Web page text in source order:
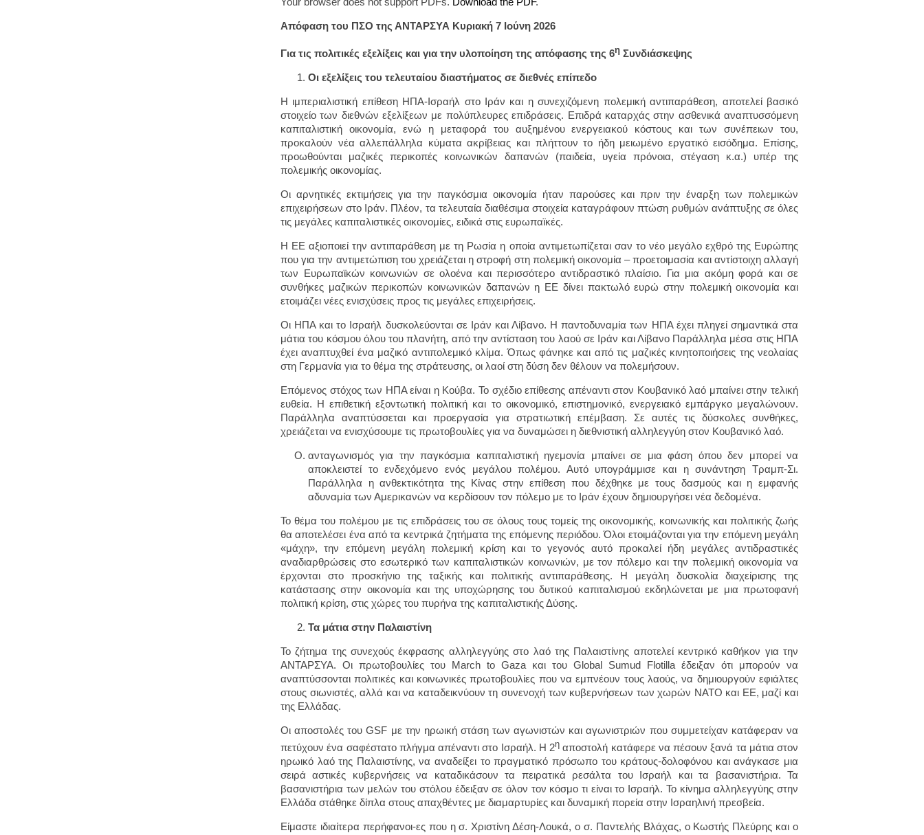
Απόφαση του ΠΣΟ της ΑΝΤΑΡΣΥΑ Κυριακή 7 Ιούνη 2026
Για τις πολιτικές εξελίξεις και για την υλοποίηση της απόφασης της 6η Συνδιάσκεψης
Οι εξελίξεις του τελευταίου διαστήματος σε διεθνές επίπεδο
Η ιμπεριαλιστική επίθεση ΗΠΑ-Ισραήλ στο Ιράν και η συνεχιζόμενη πολεμική αντιπαράθεση, αποτελεί βασικό
στοιχείο των διεθνών εξελίξεων με πολύπλευρες επιδράσεις. Επιδρά καταρχάς στην ασθενικά αναπτυσσόμενη
καπιταλιστική οικονομία, ενώ η μεταφορά του αυξημένου ενεργειακού κόστους και των συνέπειων του,
προκαλούν νέα αλλεπάλληλα κύματα ακρίβειας και πλήττουν το ήδη μειωμένο εργατικό εισόδημα. Επίσης,
προωθούνται μαζικές περικοπές κοινωνικών δαπανών (παιδεία, υγεία πρόνοια, στέγαση κ.α.) υπέρ της
πολεμικής οικονομίας.
Οι αρνητικές εκτιμήσεις για την παγκόσμια οικονομία ήταν παρούσες και πριν την έναρξη των πολεμικών
επιχειρήσεων στο Ιράν. Πλέον, τα τελευταία διαθέσιμα στοιχεία καταγράφουν πτώση ρυθμών ανάπτυξης σε όλες
τις μεγάλες καπιταλιστικές οικονομίες, ειδικά στις ευρωπαϊκές.
Η ΕΕ αξιοποιεί την αντιπαράθεση με τη Ρωσία η οποία αντιμετωπίζεται σαν το νέο μεγάλο εχθρό της Ευρώπης
που για την αντιμετώπιση του χρειάζεται η στροφή στη πολεμική οικονομία – προετοιμασία και αντίστοιχη αλλαγή
των Ευρωπαϊκών κοινωνιών σε ολοένα και περισσότερο αντιδραστικό πλαίσιο. Για μια ακόμη φορά και σε
συνθήκες μαζικών περικοπών κοινωνικών δαπανών η ΕΕ δίνει πακτωλό ευρώ στην πολεμική οικονομία και
ετοιμάζει νέες ενισχύσεις προς τις μεγάλες επιχειρήσεις.
Οι ΗΠΑ και το Ισραήλ δυσκολεύονται σε Ιράν και Λίβανο. Η παντοδυναμία των ΗΠΑ έχει πληγεί σημαντικά στα
μάτια του κόσμου όλου του πλανήτη, από την αντίσταση του λαού σε Ιράν και Λίβανο Παράλληλα μέσα στις ΗΠΑ
έχει αναπτυχθεί ένα μαζικό αντιπολεμικό κλίμα. Όπως φάνηκε και από τις μαζικές κινητοποιήσεις της νεολαίας
στη Γερμανία για το θέμα της στράτευσης, οι λαοί στη δύση δεν θέλουν να πολεμήσουν.
Επόμενος στόχος των ΗΠΑ είναι η Κούβα. Το σχέδιο επίθεσης απέναντι στον Κουβανικό λαό μπαίνει στην τελική
ευθεία. Η επιθετική εξοντωτική πολιτική και το οικονομικό, επιστημονικό, ενεργειακό εμπάργκο μεγαλώνουν.
Παράλληλα αναπτύσσεται και προεργασία για στρατιωτική επέμβαση. Σε αυτές τις δύσκολες συνθήκες,
χρειάζεται να ενισχύσουμε τις πρωτοβουλίες για να δυναμώσει η διεθνιστική αλληλεγγύη στον Κουβανικό λαό.
ανταγωνισμός για την παγκόσμια καπιταλιστική ηγεμονία μπαίνει σε μια φάση όπου δεν μπορεί να
αποκλειστεί το ενδεχόμενο ενός μεγάλου πολέμου. Αυτό υπογράμμισε και η συνάντηση Τραμπ-Σι.
Παράλληλα η ανθεκτικότητα της Κίνας στην επίθεση που δέχθηκε με τους δασμούς και η εμφανής
αδυναμία των Αμερικανών να κερδίσουν τον πόλεμο με το Ιράν έχουν δημιουργήσει νέα δεδομένα.
Το θέμα του πολέμου με τις επιδράσεις του σε όλους τους τομείς της οικονομικής, κοινωνικής και πολιτικής ζωής
θα αποτελέσει ένα από τα κεντρικά ζητήματα της επόμενης περιόδου. Όλοι ετοιμάζονται για την επόμενη μεγάλη
«μάχη», την επόμενη μεγάλη πολεμική κρίση και το γεγονός αυτό προκαλεί ήδη μεγάλες αντιδραστικές
αναδιαρθρώσεις στο εσωτερικό των καπιταλιστικών κοινωνιών, με τον πόλεμο και την πολεμική οικονομία να
έρχονται στο προσκήνιο της ταξικής και πολιτικής αντιπαράθεσης. Η μεγάλη δυσκολία διαχείρισης της
κατάστασης στην οικονομία και της υποχώρησης του δυτικού καπιταλισμού εκδηλώνεται με μια πρωτοφανή
πολιτική κρίση, στις χώρες του πυρήνα της καπιταλιστικής Δύσης.
Τα μάτια στην Παλαιστίνη
Το ζήτημα της συνεχούς έκφρασης αλληλεγγύης στο λαό της Παλαιστίνης αποτελεί κεντρικό καθήκον για την
ΑΝΤΑΡΣΥΑ. Οι πρωτοβουλίες του March to Gaza και του Global Sumud Flotilla έδειξαν ότι μπορούν να
αναπτύσσονται πολιτικές και κοινωνικές πρωτοβουλίες που να εμπνέουν τους λαούς, να δημιουργούν εφιάλτες
στους σιωνιστές, αλλά και να καταδεικνύουν τη συνενοχή των κυβερνήσεων των χωρών ΝΑΤΟ και ΕΕ, μαζί και
της Ελλάδας.
Οι αποστολές του GSF με την ηρωική στάση των αγωνιστών και αγωνιστριών που συμμετείχαν κατάφεραν να
πετύχουν ένα σαφέστατο πλήγμα απέναντι στο Ισραήλ. Η 2η αποστολή κατάφερε να πέσουν ξανά τα μάτια στον
ηρωικό λαό της Παλαιστίνης, να αναδείξει το πραγματικό πρόσωπο του κράτους-δολοφόνου και ανάγκασε μια
σειρά αστικές κυβερνήσεις να καταδικάσουν τα πειρατικά ρεσάλτα του Ισραήλ και τα βασανιστήρια. Τα
βασανιστήρια των μελών του στόλου έδειξαν σε όλον τον κόσμο τι είναι το Ισραήλ. Το κίνημα αλληλεγγύης στην
Ελλάδα στάθηκε δίπλα στους απαχθέντες με διαμαρτυρίες και δυναμική πορεία στην Ισραηλινή πρεσβεία.
Είμαστε ιδιαίτερα περήφανοι-ες που η σ. Χριστίνη Δέση-Λουκά, ο σ. Παντελής Βλάχας, ο Κωστής Πλεύρης και ο